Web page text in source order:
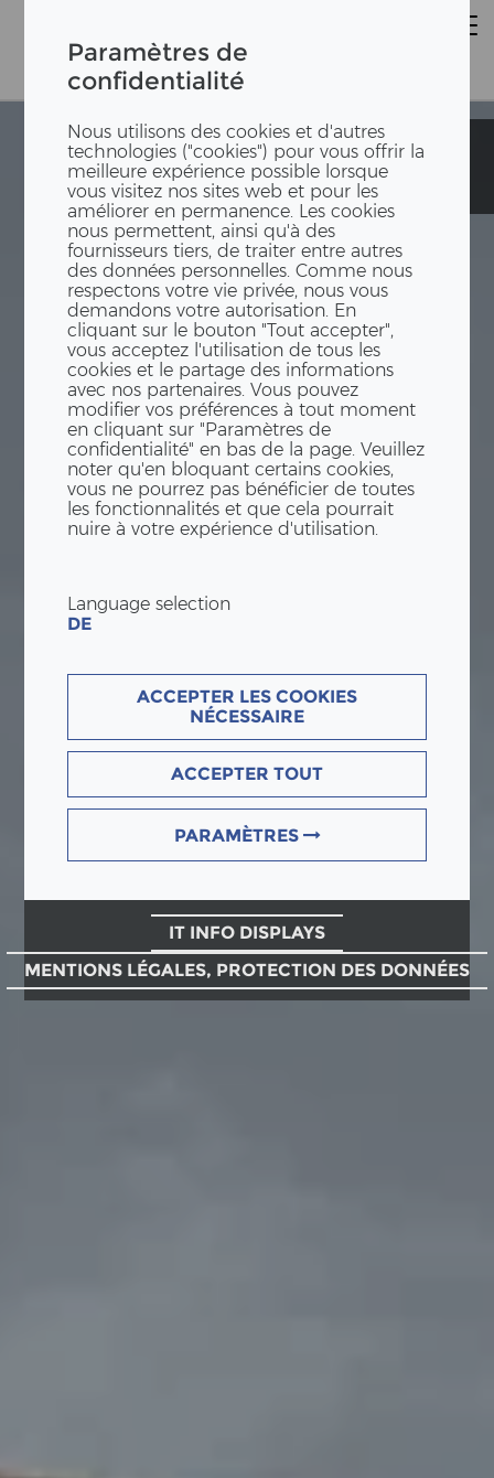
Paramètres de
confidentialité
Nous utilisons des cookies et d'autres
technologies ("cookies") pour vous offrir la
meilleure expérience possible lorsque
vous visitez nos sites web et pour les
améliorer en permanence. Les cookies
nous permettent, ainsi qu'à des
fournisseurs tiers, de traiter entre autres
des données personnelles. Comme nous
respectons votre vie privée, nous vous
demandons votre autorisation. En
cliquant sur le bouton "Tout accepter",
vous acceptez l'utilisation de tous les
cookies et le partage des informations
avec nos partenaires. Vous pouvez
modifier vos préférences à tout moment
en cliquant sur "Paramètres de
confidentialité" en bas de la page. Veuillez
noter qu'en bloquant certains cookies,
vous ne pourrez pas bénéficier de toutes
les fonctionnalités et que cela pourrait
nuire à votre expérience d'utilisation.
Language selection
DE
ACCEPTER LES COOKIES
NÉCESSAIRE
ACCEPTER TOUT
PARAMÈTRES
IT INFO DISPLAYS
MENTIONS LÉGALES, PROTECTION DES DONNÉES
Immeuble
d'habitation
Goldernstrasse
Immeuble
d'habitation
Goldernstrasse